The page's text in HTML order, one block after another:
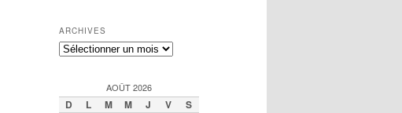
ARCHIVES
Archives
AOÛT 2026
D L M M J V S